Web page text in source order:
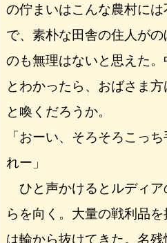
の佇まいはこんな農村に
で、素朴な田舎の住人が
のも無理はないと思えた
とわかったら、おばさま
と喚くだろうか。
「おーい、そろそろこっ
れー」
ひと声かけるとルディア
らを向く。大量の戦利品
は輪から抜けてきた。名